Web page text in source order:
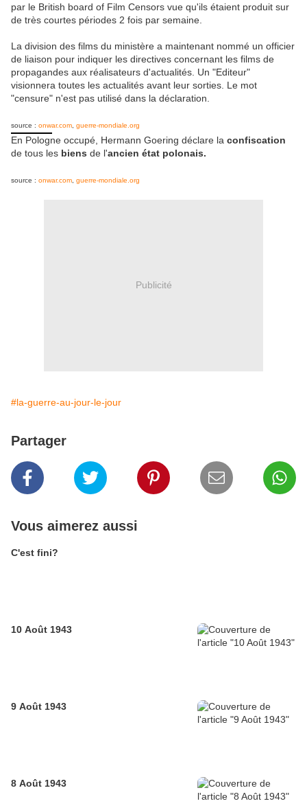
par le British board of Film Censors vue qu'ils étaient produit sur
de très courtes périodes 2 fois par semaine.
La division des films du ministère a maintenant nommé un officier
de liaison pour indiquer les directives concernant les films de
propagandes aux réalisateurs d'actualités. Un "Editeur"
visionnera toutes les actualités avant leur sorties. Le mot
"censure" n'est pas utilisé dans la déclaration.
source : onwar.com guerre-mondiale.org
En Pologne occupé, Hermann Goering déclare la confiscation
de tous les biens de l'ancien état polonais.
source : onwar.com guerre-mondiale.org
Publicité
#la-guerre-au-jour-le-jour
Partager
Vous aimerez aussi
C'est fini?
10 Août 1943
9 Août 1943
8 Août 1943